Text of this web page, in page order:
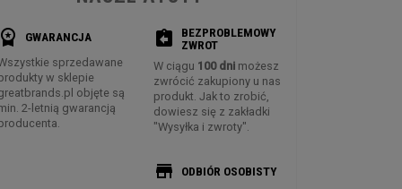
GWARANCJA
sprzedawane
w sklepie
objęte są
2-letnią gwarancją
assignment_return
BEZPROBLEMOWY
ZWROT
W ciągu 100 dnimożesz
zwrócić zakupiony u nas
produkt. Jak to zrobić,
dowiesz się z zakładki
"Wysyłka i zwroty".
store ODBIÓR OSOBISTY